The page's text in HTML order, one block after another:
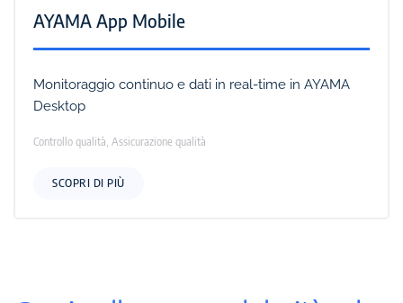
AYAMA App Mobile
Monitoraggio continuo e dati in real-time in AYAMA
Desktop
Controllo qualità, Assicurazione qualità
SCOPRI DI PIÙ